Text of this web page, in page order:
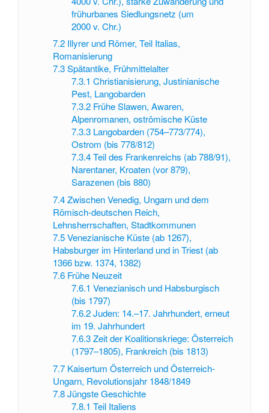
frühurbanes Siedlungsnetz (um
2000 v. Chr.)
7.2 Illyrer und Römer, Teil Italias,
Romanisierung
7.3 Spätantike, Frühmittelalter
7.3.1 Christianisierung, Justinianische
Pest, Langobarden
7.3.2 Frühe Slawen, Awaren,
Alpenromanen, oströmische Küste
7.3.3 Langobarden (754–773/774),
Ostrom (bis 778/812)
7.3.4 Teil des Frankenreichs (ab 788/91),
Narentaner, Kroaten (vor 879),
Sarazenen (bis 880)
7.4 Zwischen Venedig, Ungarn und dem
Römisch-deutschen Reich,
Lehnsherrschaften, Stadtkommunen
7.5 Venezianische Küste (ab 1267),
Habsburger im Hinterland und in Triest (ab
1366 bzw. 1374, 1382)
7.6 Frühe Neuzeit
7.6.1 Venezianisch und Habsburgisch
(bis 1797)
7.6.2 Juden: 14.–17. Jahrhundert, erneut
im 19. Jahrhundert
7.6.3 Zeit der Koalitionskriege: Österreich
(1797–1805), Frankreich (bis 1813)
7.7 Kaisertum Österreich und Österreich-
Ungarn, Revolutionsjahr 1848/1849
7.8 Jüngste Geschichte
7.8.1 Teil Italiens